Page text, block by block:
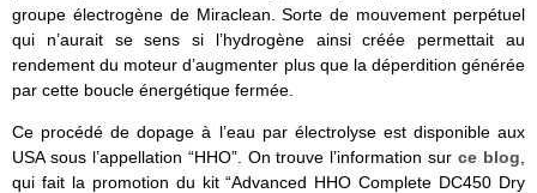
groupe électrogène de Miraclean. Sorte de mouvement perpétuel
qui n’aurait se sens si l’hydrogène ainsi créée permettait au
rendement du moteur d’augmenter plus que la déperdition générée
par cette boucle énergétique fermée.
Ce procédé de dopage à l’eau par électrolyse est disponible aux
USA sous l’appellation “HHO”. On trouve l’information surce blog
qui fait la promotion du kit “Advanced HHO Complete DC450 Dry